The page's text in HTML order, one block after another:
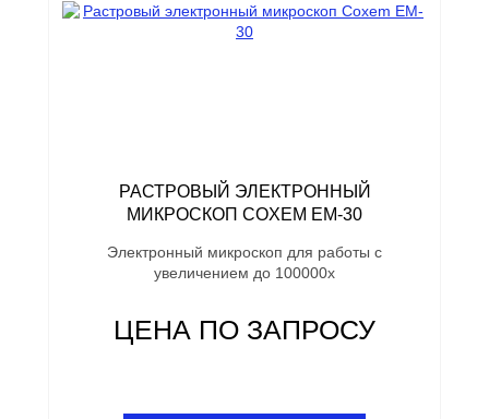
РАСТРОВЫЙ ЭЛЕКТРОННЫЙ
МИКРОСКОП COXEM EM-30
Электронный микроскоп для работы с
увеличением до 100000х
ЦЕНА ПО ЗАПРОСУ